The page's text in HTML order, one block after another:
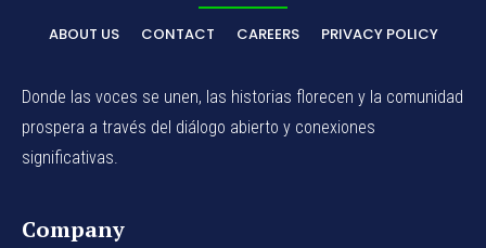
ABOUT US CONTACT CAREERS PRIVACY POLICY
Donde las voces se unen, las historias florecen y la comunidad
prospera a través del diálogo abierto y conexiones
significativas.
Company